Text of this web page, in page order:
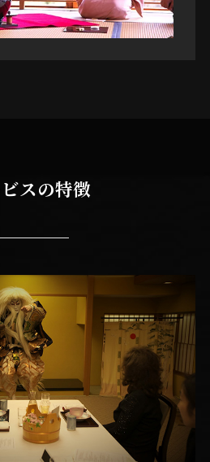
スの特徴